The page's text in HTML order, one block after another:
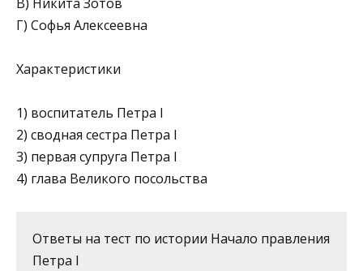
Г) Софья Алексеевна
Характеристики
1) воспитатель Петра I
2) сводная сестра Петра I
3) первая супруга Петра I
4) глава Великого посольства
Ответы на тест по истории Начало правления
Петра I